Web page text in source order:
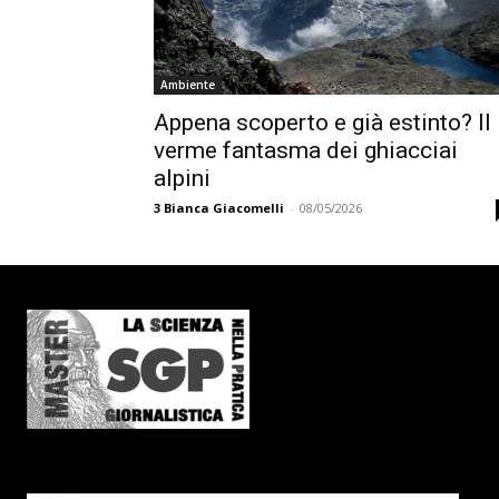
Ambiente
Appena scoperto e già estinto? Il
verme fantasma dei ghiacciai
alpini
3 Bianca Giacomelli - 08/05/2026